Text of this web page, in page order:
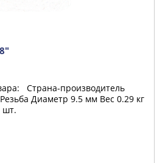
Страна-производитель
Диаметр 9.5 мм Вес 0.29 кг
шт.